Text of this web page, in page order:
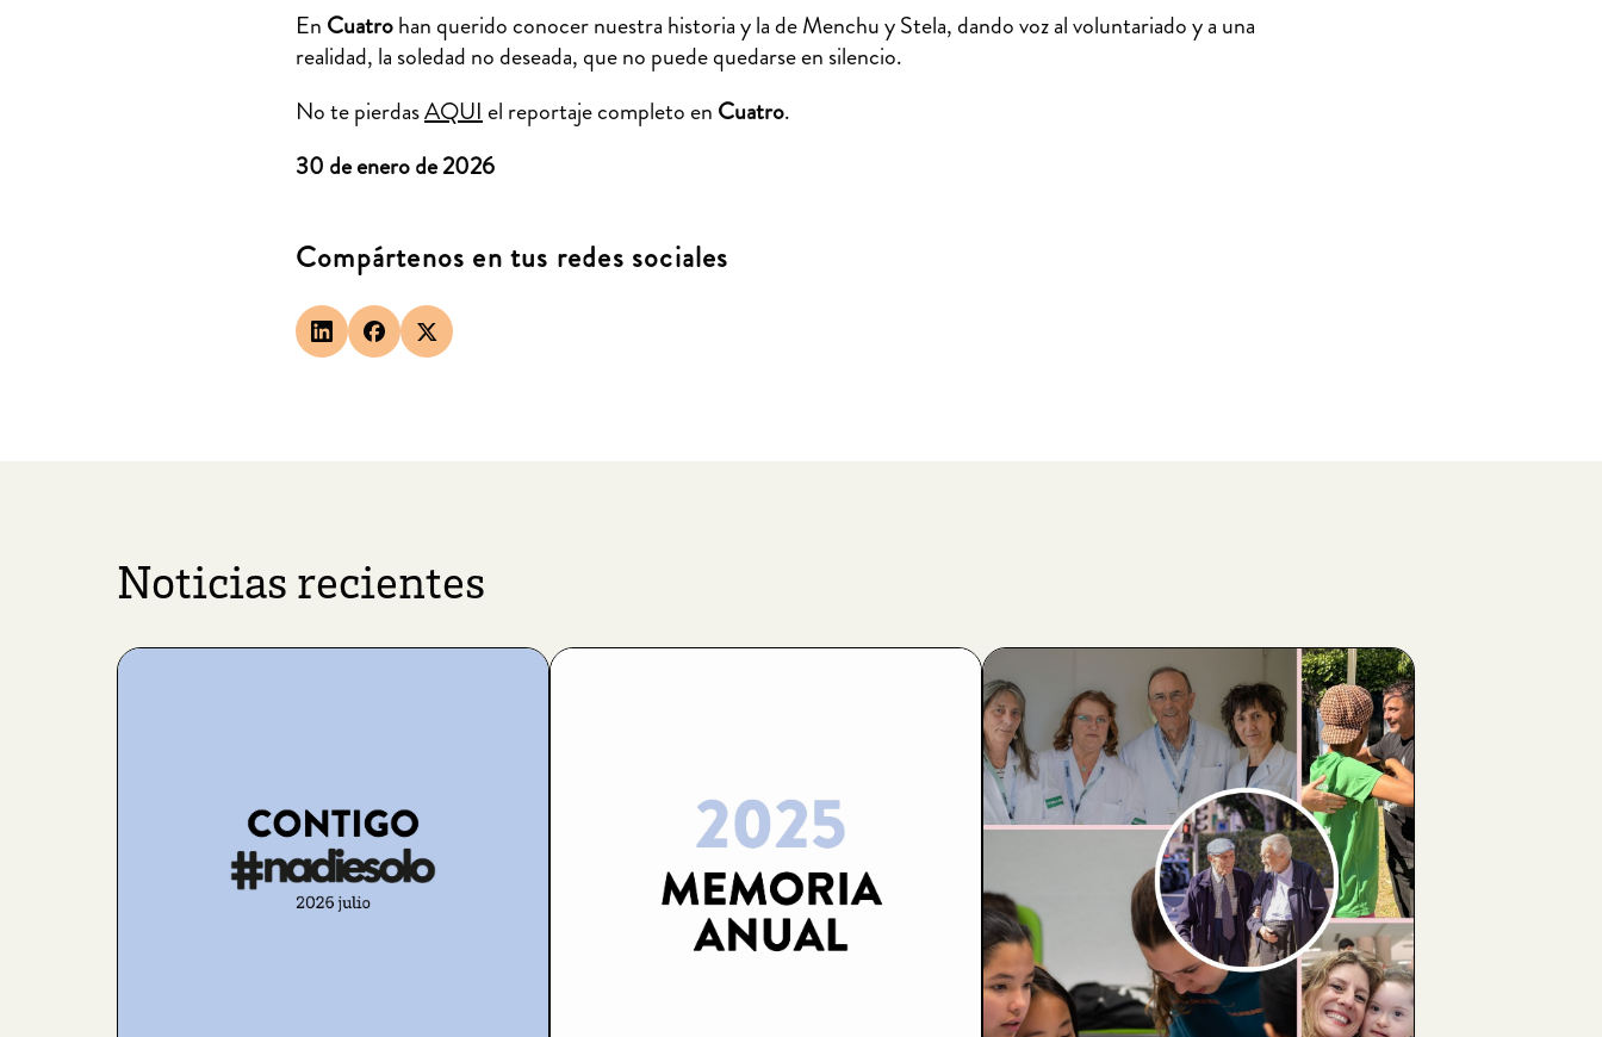
En Cuatrohan querido conocer nuestra historia y la de Menchu y Stela, dando voz al voluntariado y a una
realidad, la soledad no deseada, que no puede quedarse en silencio.
No te pierdasAQUIel reportaje completo en Cuatro.
30 de enero de 2026
Compártenos en tus redes sociales
Noticias recientes